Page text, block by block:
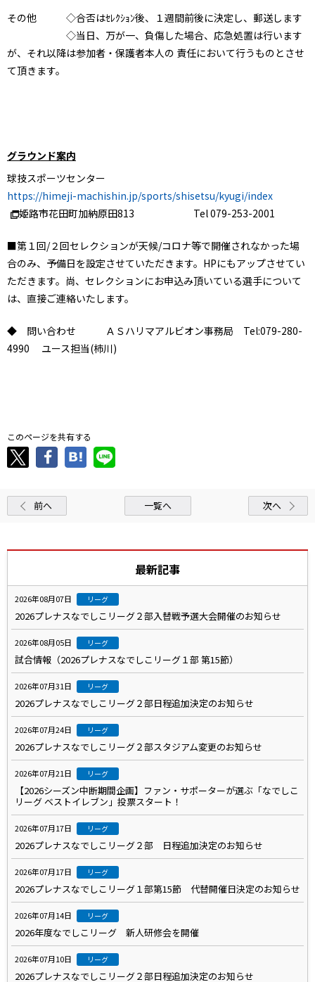
その他 ◇合否はｾﾚｸｼｮﾝ後、１週間前後に決定し、郵送します
◇当日、万が一、負傷した場合、応急処置は行います
が、それ以降は参加者・保護者本人の 責任において行うものとさせ
て頂きます。
グラウンド案内
球技スポーツセンター
https://himeji-machishin.jp/sports/shisetsu/kyugi/index
姫路市花田町加納原田813 Tel 079-253-2001
■第１回/２回セレクションが天候/コロナ等で開催されなかった場
合のみ、予備日を設定させていただきます。HPにもアップさせてい
ただきます。尚、セレクションにお申込み頂いている選手について
は、直接ご連絡いたします。
◆ 問い合わせ ＡＳハリマアルビオン事務局 Tel:079-280-
4990 ユース担当(柿川)
このページを共有する
前へ 一覧へ 次へ
最新記事
2026年08月07日 リーグ
2026プレナスなでしこリーグ２部入替戦予選大会開催のお知らせ
2026年08月05日 リーグ
試合情報（2026プレナスなでしこリーグ１部 第15節）
2026年07月31日 リーグ
2026プレナスなでしこリーグ２部日程追加決定のお知らせ
2026年07月24日 リーグ
2026プレナスなでしこリーグ２部スタジアム変更のお知らせ
2026年07月21日 リーグ
【2026シーズン中断期間企画】ファン・サポーターが選ぶ「なでしこ
リーグ ベストイレブン」投票スタート！
2026年07月17日 リーグ
2026プレナスなでしこリーグ２部 日程追加決定のお知らせ
2026年07月17日 リーグ
2026プレナスなでしこリーグ１部第15節 代替開催日決定のお知らせ
2026年07月14日 リーグ
2026年度なでしこリーグ 新人研修会を開催
2026年07月10日 リーグ
2026プレナスなでしこリーグ２部日程追加決定のお知らせ